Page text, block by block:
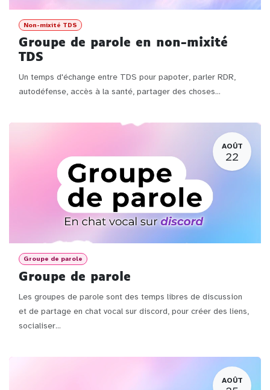
Non-mixité TDS
Groupe de parole en non-mixité
TDS
Un temps d'échange entre TDS pour papoter, parler RDR,
autodéfense, accès à la santé, partager des choses...
AOÛT
22
Groupe de parole
Groupe de parole
Les groupes de parole sont des temps libres de discussion
et de partage en chat vocal sur discord, pour créer des liens,
socialiser...
AOÛT